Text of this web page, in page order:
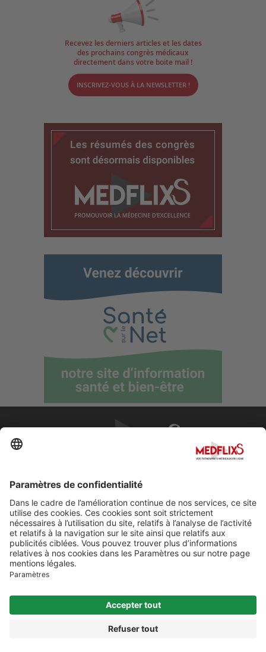
Recevez les derniers articles et les dates
des prochains congrès médicaux
directement dans votre boite mail !
INSCRIVEZ-VOUS À LA NEWSLETTER !
À propos de MedflixS®
Aide
Contact
Mentions légales
© Cherry For LifeScience 2026